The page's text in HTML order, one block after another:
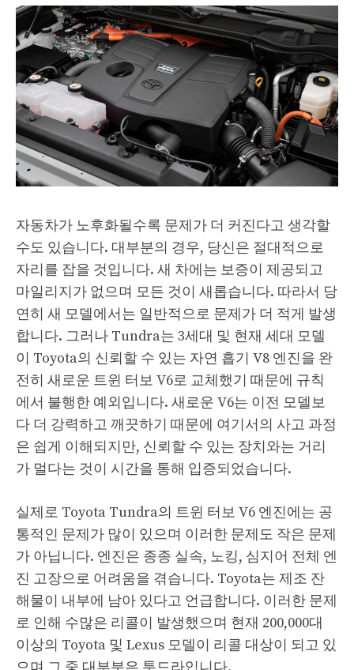
자동차가 노후화될수록 문제가 더 커진다고 생각할
수도 있습니다. 대부분의 경우, 당신은 절대적으로
자리를 잡을 것입니다. 새 차에는 보증이 제공되고
마일리지가 없으며 모든 것이 새롭습니다. 따라서 당
연히 새 모델에서는 일반적으로 문제가 더 적게 발생
합니다. 그러나 Tundra는 3세대 및 현재 세대 모델
이 Toyota의 신뢰할 수 있는 자연 흡기 V8 엔진을 완
전히 새로운 트윈 터보 V6로 교체했기 때문에 규칙
에서 불행한 예외입니다. 새로운 V6는 이전 모델보
다 더 강력하고 깨끗하기 때문에 여기서의 사고 과정
은 쉽게 이해되지만, 신뢰할 수 있는 장치와는 거리
가 멀다는 것이 시간을 통해 입증되었습니다.
실제로 Toyota Tundra의 트윈 터보 V6 엔진에는 공
통적인 문제가 많이 있으며 이러한 문제도 작은 문제
가 아닙니다. 엔진은 종종 실속, 노킹, 심지어 전체 엔
진 고장으로 어려움을 겪습니다. Toyota는 제조 잔
해물이 내부에 남아 있다고 언급합니다. 이러한 문제
로 인해 수많은 리콜이 발생했으며 현재 200,000대
이상의 Toyota 및 Lexus 모델이 리콜 대상이 되고 있